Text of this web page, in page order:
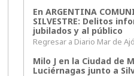
En ARGENTINA
SILVESTRE: Delitos
jubilados y al público
Regresar a Diario Mar de
Milo J en la Ciudad de
Luciérnagas junto a